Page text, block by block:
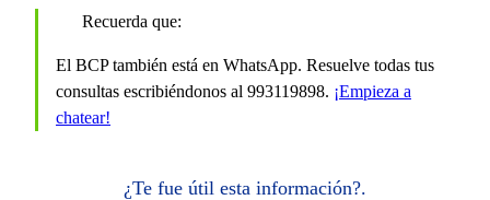
Recuerda que:
El BCP también está en WhatsApp. Resuelve todas tus
consultas escribiéndonos al 993119898. ¡Empieza a
chatear!
¿Te fue útil esta información?.